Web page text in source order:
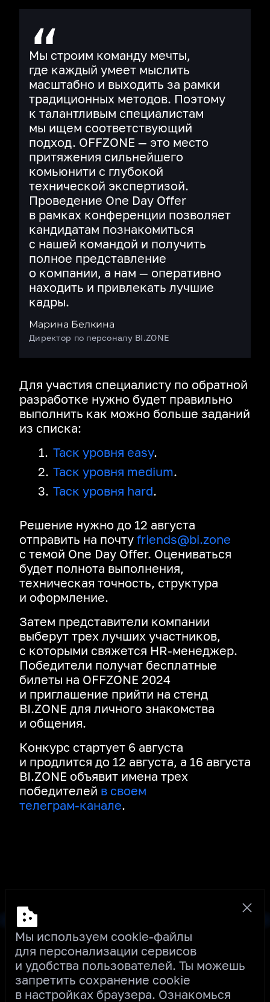
Мы строим команду мечты,
где каждый умеет мыслить
масштабно и выходить за рамки
традиционных методов. Поэтому
к талантливым специалистам
мы ищем соответствующий
подход. OFFZONE — это место
притяжения сильнейшего
комьюнити с глубокой
технической экспертизой.
Проведение One Day Offer
в рамках конференции позволяет
кандидатам познакомиться
с нашей командой и получить
полное представление
о компании, а нам — оперативно
находить и привлекать лучшие
кадры.
Марина Белкина
Директор по персоналу BI.ZONE
Для участия специалисту по обратной
разработке нужно будет правильно
выполнить как можно больше заданий
из списка:
Таск уровня easy.
Таск уровня medium.
Таск уровня hard.
Решение нужно до 12 августа
отправить на почту friends@bi.zone
с темой One Day Offer. Оцениваться
будет полнота выполнения,
техническая точность, структура
и оформление.
Затем представители компании
выберут трех лучших участников,
с которыми свяжется HR‑менеджер.
Победители получат бесплатные
билеты на OFFZONE 2024
и приглашение прийти на стенд
BI.ZONE для личного знакомства
и общения.
Конкурс стартует 6 августа
и продлится до 12 августа, а 16 августа
BI.ZONE объявит имена трех
победителей в своем
телеграм‑канале.
INFO@OFFZONE.MOSCOW
Мы используем cookie‑файлы
для персонализации сервисов
и удобства пользователей. Ты можешь
запретить сохранение сookie
в настройках браузера. Ознакомься